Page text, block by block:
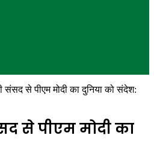
संसद से पीएम मोदी का दुनिया को संदेश:
से पीएम मोदी का